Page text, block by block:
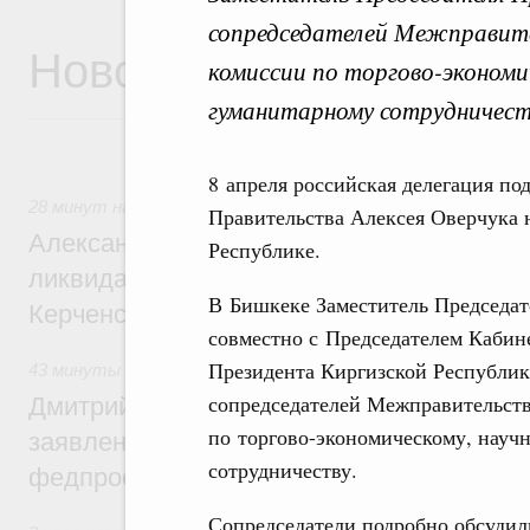
сопредседателей
комиссии по торгово-
гуманитарному
8 апреля российская делегация
Правительства Алексея
Республике.
В Бишкеке Заместитель
совместно с Председателем
Президента Киргизской
сопредседателей
по торгово-экономическому,
сотрудничеству.
Сопредседатели подробно
Новости
Чрезвычайные ситуации и ликвидация их
Александр Козлов провёл заседание
ликвидации последствий чрезвычайной
Керченском проливе
Среднее профессиональное образование
Дмитрий Чернышенко: Установлен
заявлений от абитуриентов колледжей и
федпроекта «Профессионалитет»